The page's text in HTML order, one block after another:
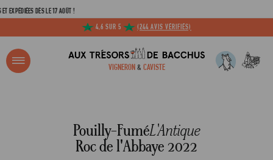
DÈS LE 17 AOÛT !
4,6 SUR 5
(244 AVIS VÉRIFIÉS)
VIGNERON& CAVISTE
Mot de passe
?
Pouilly-FuméL'Antique
Roc de l'Abbaye 2022